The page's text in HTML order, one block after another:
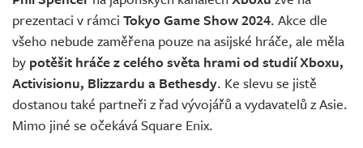
Živě
prezentaci v rámci Tokyo Game Show 2024. Akce dle
všeho nebude zaměřena pouze na asijské hráče, ale měla
by potěšit hráče z celého světa hrami od studií Xboxu,
Activisionu, Blizzardu a Bethesdy. Ke slevu se jistě
dostanou také partneři z řad vývojářů a vydavatelů z Asie.
Mimo jiné se očekává Square Enix.